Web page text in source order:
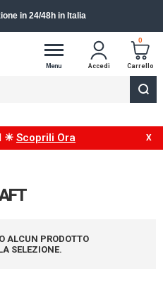
in 24/48h in Italia
Menu Accedi
0
Carrello
☀ Scoprili Ora
ALCUN PRODOTTO
SELEZIONE.